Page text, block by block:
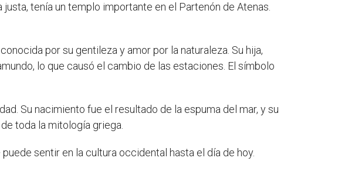
tenía un templo importante en el Partenón de Atenas.
por su gentileza y amor por la naturaleza. Su hija,
lo que causó el cambio de las estaciones. El símbolo
Su nacimiento fue el resultado de la espuma del mar, y su
toda la mitología griega.
sentir en la cultura occidental hasta el día de hoy.